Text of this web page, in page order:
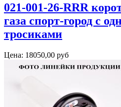
021-001-26-RRR
газа спорт-город с
тросиками
Цена: 18050,00 руб